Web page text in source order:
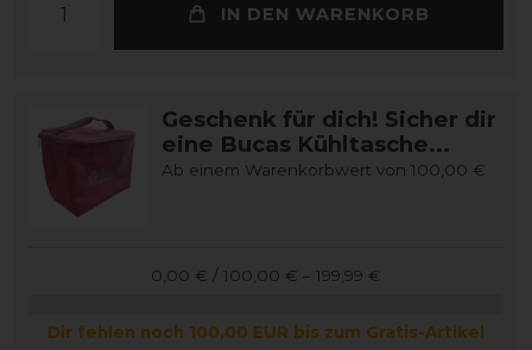
IN DEN WARENKORB
Geschenk für dich! Sicher dir
eine Bucas Kühltasche...
Ab einem Warenkorbwert von 100,00 €
0,00 € / 100,00 € – 199,99 €
Dir fehlen noch 100,00 EUR bis zum Gratis-Artikel